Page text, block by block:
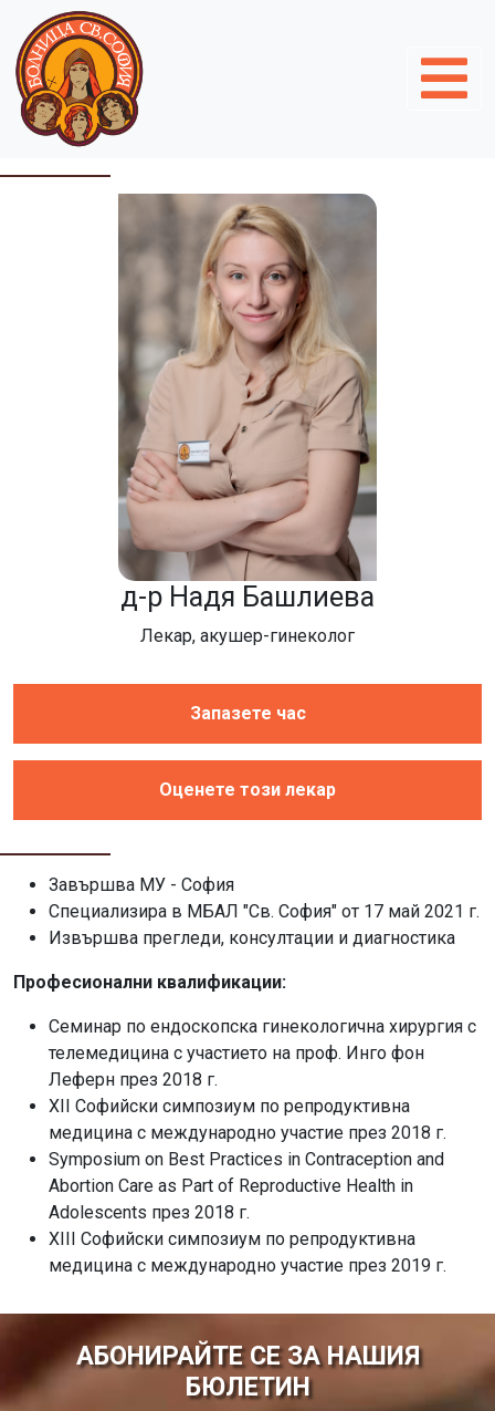
д-р Надя Башлиева
Лекар, акушер-гинеколог
Запазете час
Оценете този лекар
Завършва МУ - София
Специализира в МБАЛ "Св. София" от 17 май 2021 г.
Извършва прегледи, консултации и диагностика
Професионални квалификации:
Семинар по ендоскопска гинекологична хирургия с
телемедицина с участието на проф. Инго фон
Леферн през 2018 г.
XII Софийски симпозиум по репродуктивна
медицина с международно участие през 2018 г.
Symposium on Best Practices in Contraception and
Abortion Care as Part of Reproductive Health in
Adolescents през 2018 г.
XIII Софийски симпозиум по репродуктивна
медицина с международно участие през 2019 г.
АБОНИРАЙТЕ СЕ ЗА НАШИЯ
БЮЛЕТИН